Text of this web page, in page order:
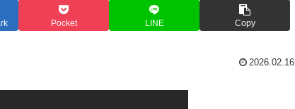
Pocket LINE Copy
2026.02.16